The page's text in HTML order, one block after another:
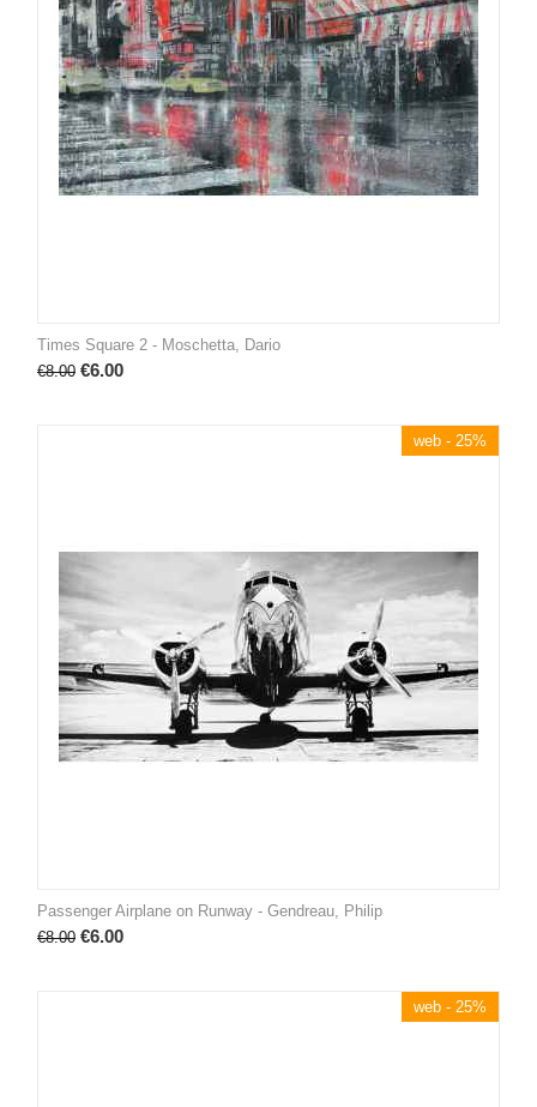
Times Square 2 - Moschetta, Dario
€8.00 €6.00
web - 25%
Passenger Airplane on Runway - Gendreau, Philip
€8.00 €6.00
web - 25%